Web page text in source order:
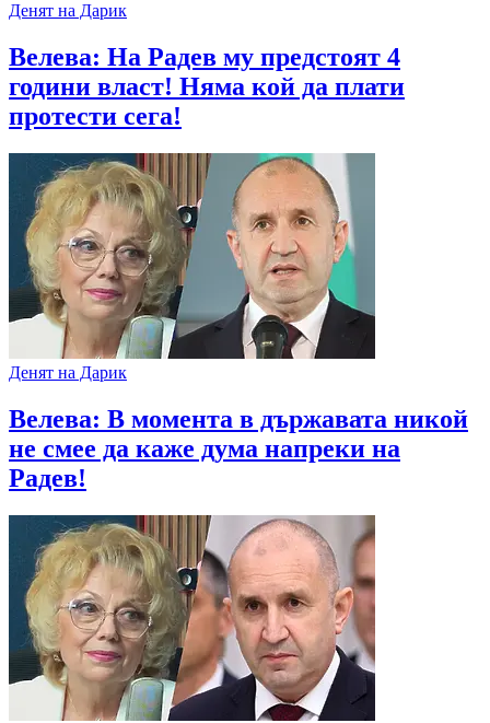
Денят на Дарик
Велева: На Радев му предстоят 4
години власт! Няма кой да плати
протести сега!
Денят на Дарик
Велева: В момента в държавата никой
не смее да каже дума напреки на
Радев!